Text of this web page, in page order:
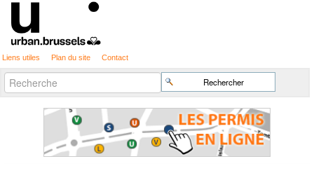
Liens utiles Plan du site Contact
Chercher par
Recherche
avancée…